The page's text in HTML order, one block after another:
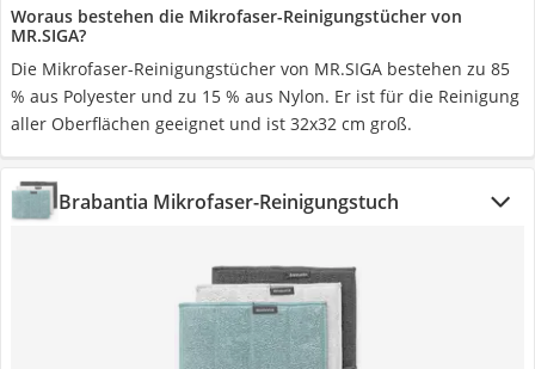
Woraus bestehen die Mikrofaser-Reinigungstücher von
MR.SIGA?
Die Mikrofaser-Reinigungstücher von MR.SIGA bestehen zu 85
% aus Polyester und zu 15 % aus Nylon. Er ist für die Reinigung
aller Oberflächen geeignet und ist 32x32 cm groß.
Brabantia Mikrofaser-Reinigungstuch